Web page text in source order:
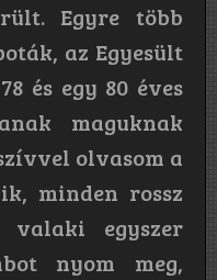
Egyre több
az Egyesült
és egy 80 éves
maguknak
olvasom a
minden rossz
egyszer
nyom meg,